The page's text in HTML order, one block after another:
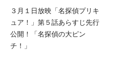
３月１日放映「名探偵プリキ
ュア！」第５話あらすじ先行
公開！「名探偵の大ピン
チ！」